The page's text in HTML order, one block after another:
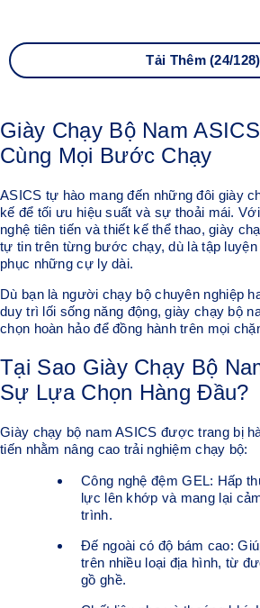
Tải Thêm (24/128)
Giày Chạy Bộ Nam
Cùng Mọi Bước Chạy
ASICS tự hào mang đến những đôi giày
kế để tối ưu hiệu suất và sự thoải mái.
nghệ tiên tiến và thiết kế thể thao, giày
tự tin trên từng bước chạy, dù là tập
phục những cự ly dài.
Dù bạn là người chạy bộ chuyên nghiệp
duy trì lối sống năng động, giày chạy bộ
chọn hoàn hảo để đồng hành trên mọi
Tại Sao Giày Chạy Bộ
Sự Lựa Chọn Hàng Đầu?
Giày chạy bộ nam ASICS được trang bị
tiến nhằm nâng cao trải nghiệm chạy bộ:
Công nghệ đệm GEL: Hấp
lực lên khớp và mang lại
trình.
Đế ngoài có độ bám cao:
trên nhiều loại địa hình, từ
gồ ghề.